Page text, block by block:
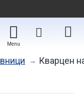
Кварцен